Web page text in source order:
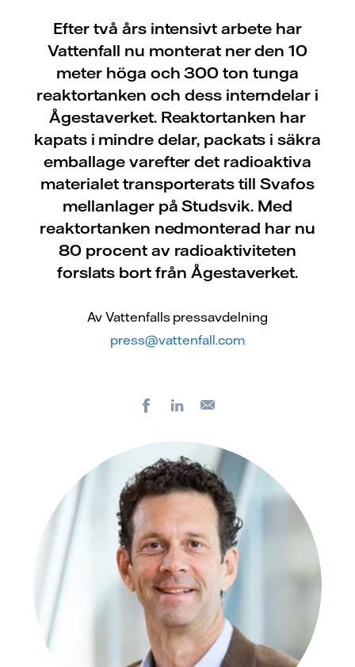
Efter två års intensivt arbete har
Vattenfall nu monterat ner den 10
meter höga och 300 ton tunga
reaktortanken och dess interndelar i
Ågestaverket. Reaktortanken har
kapats i mindre delar, packats i säkra
emballage varefter det radioaktiva
materialet transporterats till Svafos
mellanlager på Studsvik. Med
reaktortanken nedmonterad har nu
80 procent av radioaktiviteten
forslats bort från Ågestaverket.
Av Vattenfalls pressavdelning
press@vattenfall.com
FacebookLinkedIn